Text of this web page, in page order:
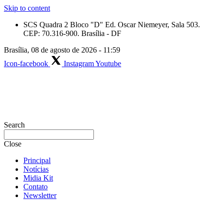
Skip to content
SCS Quadra 2 Bloco "D" Ed. Oscar Niemeyer, Sala 503.
CEP: 70.316-900. Brasília - DF
Brasília, 08 de agosto de 2026 - 11:59
Icon-facebook
InstagramYoutube
Search
Close
Principal
Notícias
Midia Kit
Contato
Newsletter